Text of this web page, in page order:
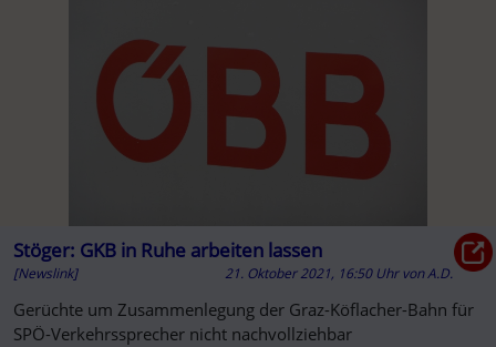
Stöger: GKB in Ruhe arbeiten lassen
[Newslink] 21. Oktober 2021, 16:50 Uhr vonA.D.
Gerüchte um Zusammenlegung der Graz-Köflacher-Bahn für
SPÖ-Verkehrssprecher nicht nachvollziehbar